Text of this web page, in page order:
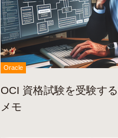
Oracle
OCI 資格試験を受験す
メモ